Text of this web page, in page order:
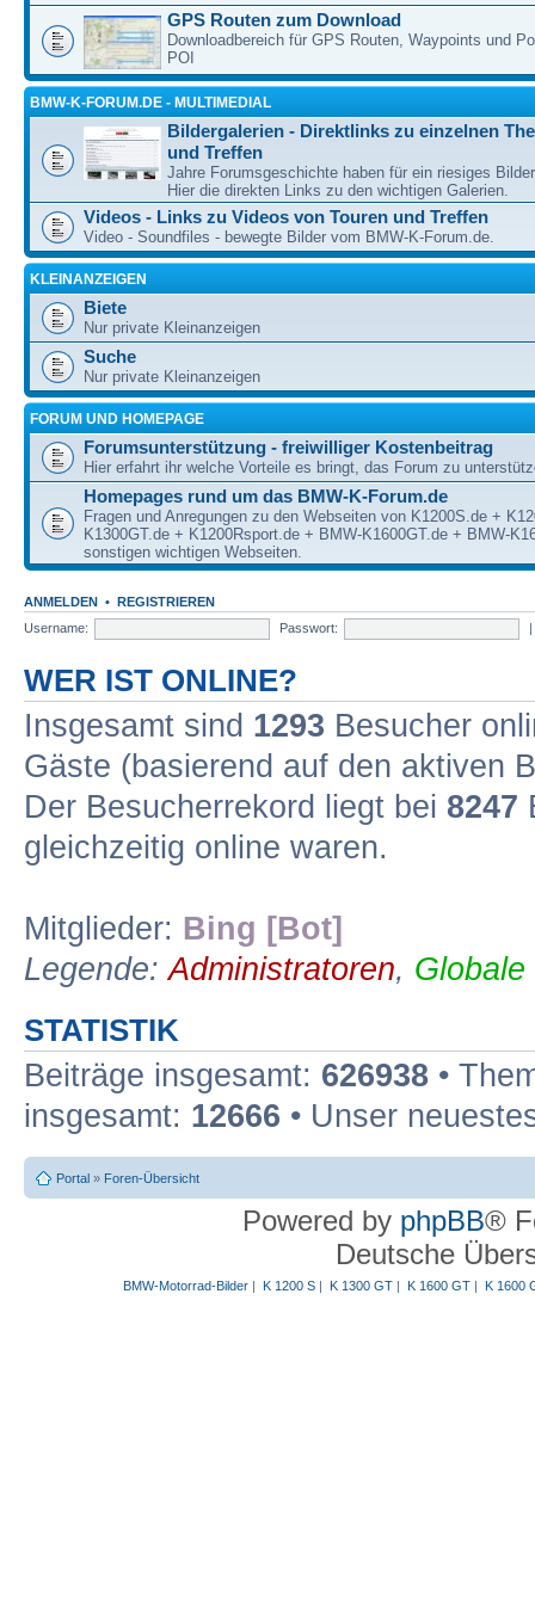
GPS Routen zum Download
Downloadbereich für GPS Routen, Waypoints und
POI
BMW-K-FORUM.DE - MULTIMEDIAL
Bildergalerien - Direktlinks zu einzelnen
und Treffen
Jahre Forumsgeschichte haben für ein riesiges
Hier die direkten Links zu den wichtigen Galerien.
Videos - Links zu Videos von Touren und Treffen
Video - Soundfiles - bewegte Bilder vom BMW-K-Forum.de.
KLEINANZEIGEN
Biete
Nur private Kleinanzeigen
Suche
Nur private Kleinanzeigen
FORUM UND HOMEPAGE
Forumsunterstützung - freiwilliger Kostenbeitrag
Hier erfahrt ihr welche Vorteile es bringt, das Forum zu
Homepages rund um das BMW-K-Forum.de
Fragen und Anregungen zu den Webseiten von K1200S.de +
K1300GT.de + K1200Rsport.de + BMW-K1600GT.de + BMW-
sonstigen wichtigen Webseiten.
ANMELDEN • REGISTRIEREN
Username:
Passwort: |
WER IST ONLINE?
Insgesamt sind 1293 Besucher
Gäste (basierend auf den aktiven
Der Besucherrekord liegt bei 8247
gleichzeitig online waren.
Mitglieder: Bing [Bot]
Legende:Administratoren,
STATISTIK
Beiträge insgesamt: 626938 •
insgesamt: 12666 • Unser
Portal » Foren-Übersicht
Powered by phpBB®
Deutsche
BMW-Motorrad-Bilder| K 1200 S| K 1300 GT| K 1600 GT| K 1600